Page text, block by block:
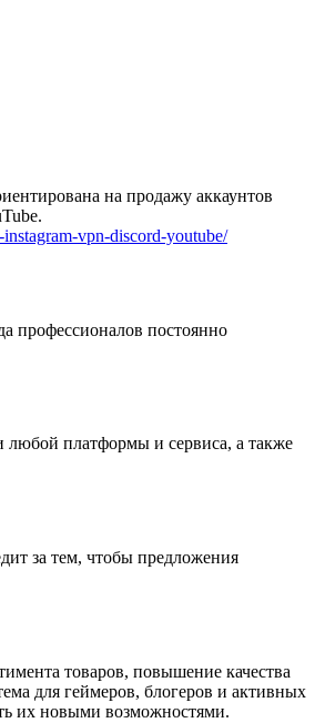
на продажу аккаунтов
vpn-discord-youtube/
профессионалов постоянно
любой платформы и сервиса, а также
за тем, чтобы предложения
товаров, повышение качества
для геймеров, блогеров и активных
их новыми возможностями.